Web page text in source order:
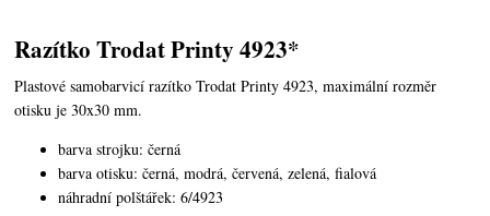
Razítko Trodat Printy 4923*
Plastové samobarvicí razítko Trodat Printy 4923,maximální rozměr
otisku je 30x30 mm.
barva strojku: černá
barva otisku: černá, modrá, červená, zelená, fialová
náhradní polštářek: 6/4923